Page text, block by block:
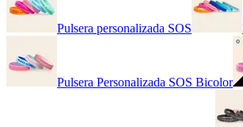
Pulsera personalizada SOS
Pulsera Personalizada SOS Bicolor